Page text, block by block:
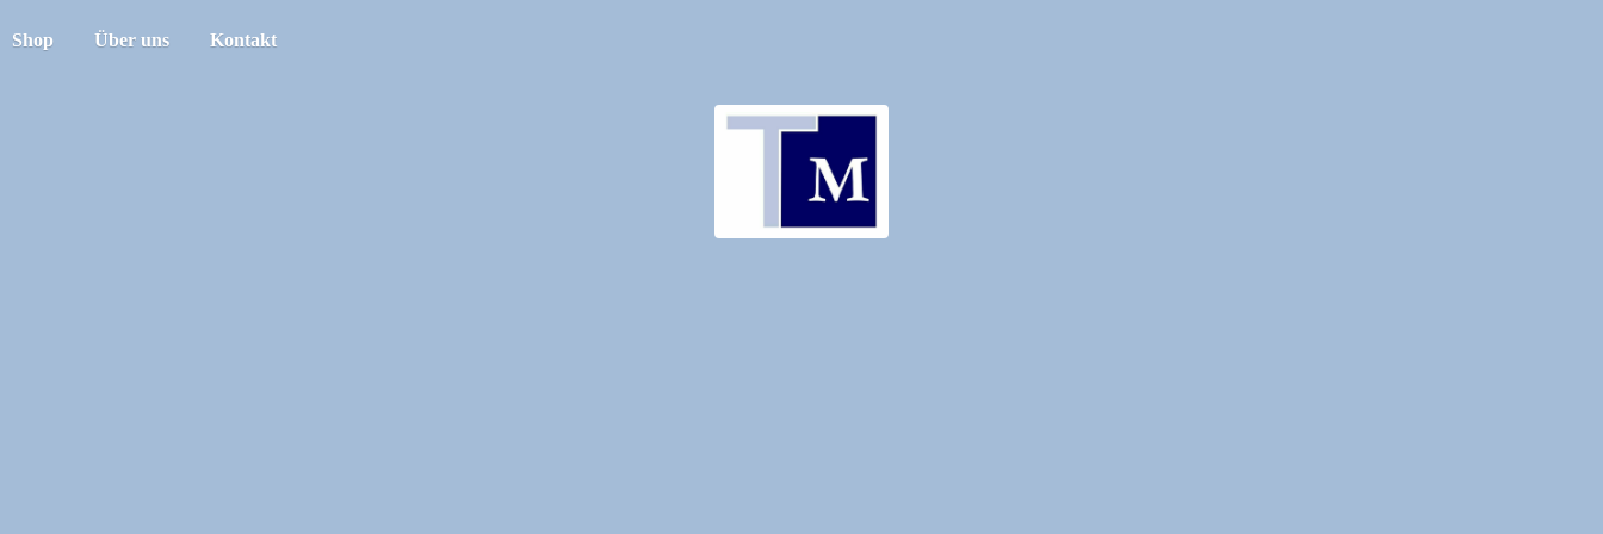
Shop Über uns Kontakt